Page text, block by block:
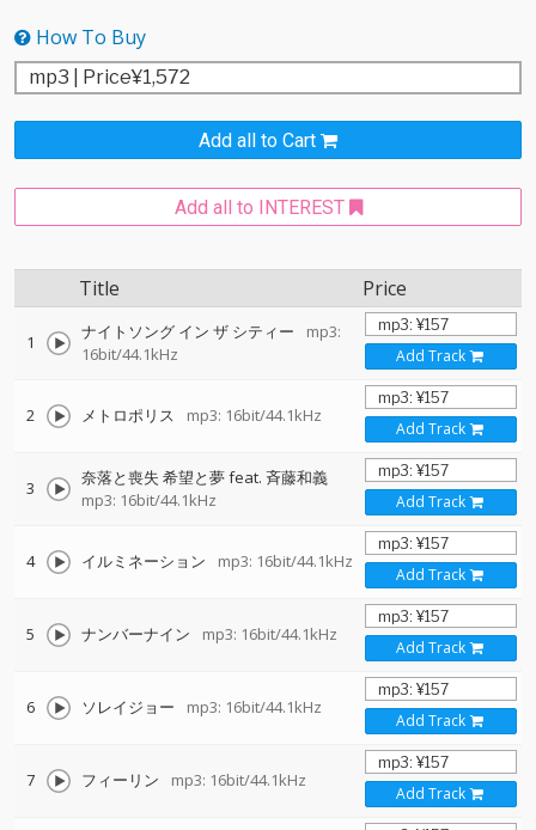
How To Buy
Add all to Cart
Add all to INTEREST
Title Price
1 ナイトソング イン ザ シティー
mp3:
16bit/44.1kHz
Add Track
2 メトロポリス mp3: 16bit/44.1kHz
Add Track
3
奈落と喪失 希望と夢 feat. 斉藤和義
mp3: 16bit/44.1kHz
Add Track
4 イルミネーション mp3: 16bit/44.1kHz
Add Track
5 ナンバーナイン mp3: 16bit/44.1kHz
Add Track
6 ソレイジョー mp3: 16bit/44.1kHz
Add Track
7 フィーリン mp3: 16bit/44.1kHz
Add Track